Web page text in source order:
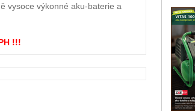
vysoce výkonné aku-baterie a
!!!